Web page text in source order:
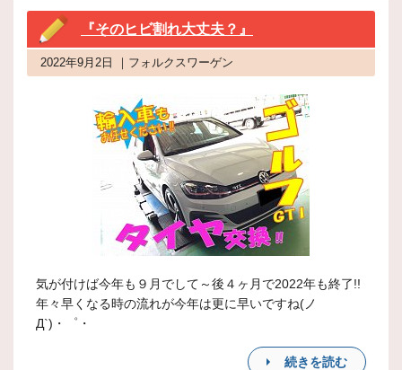
『そのヒビ割れ大丈夫？』
2022年9月2日 ｜フォルクスワーゲン
気が付けば今年も９月でして～後４ヶ月で2022年も終了!!
年々早くなる時の流れが今年は更に早いですね(ノ
Д`)・゜・
続きを読む